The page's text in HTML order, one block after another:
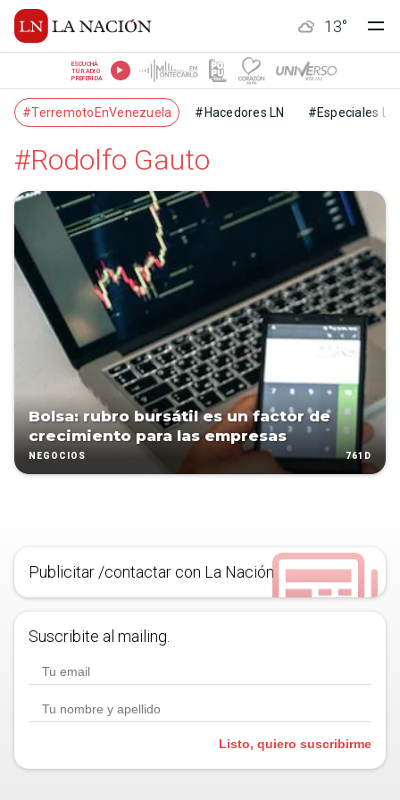
13°
ESCUCHÁ
TU RADIO
PREFERIDA
#TerremotoEnVenezuela #Hacedores LN #Especiales LN
#Rodolfo Gauto
Bolsa: rubro bursátil es un factor de
crecimiento para las empresas
NEGOCIOS 761D
Publicitar /contactar con La Nación
Suscribite al mailing.
Listo, quiero suscribirme